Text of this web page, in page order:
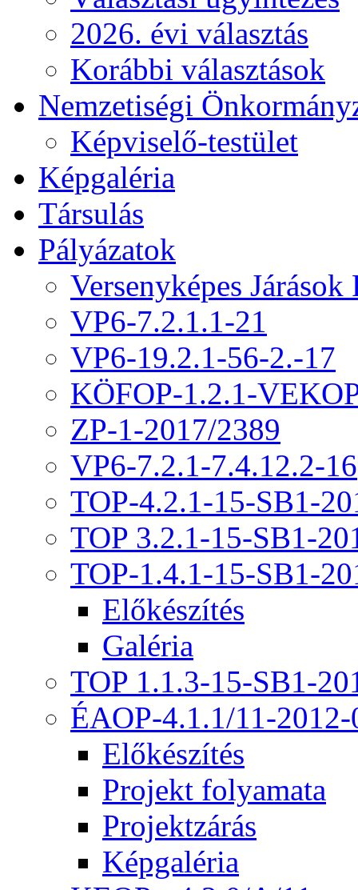
2026. évi választás
Korábbi választások
Nemzetiségi
Képviselő-testület
Képgaléria
Társulás
Pályázatok
Versenyképes Járások
VP6-7.2.1.1-21
VP6-19.2.1-56-2.-17
KÖFOP-1.2.1-
ZP-1-2017/2389
VP6-7.2.1-7.4.12.2-16
TOP-4.2.1-15-SB1-
TOP 3.2.1-15-SB1-
TOP-1.4.1-15-SB1-
Előkészítés
Galéria
TOP 1.1.3-15-SB1-
ÉAOP-4.1.1/11-2012-
Előkészítés
Projekt folyamata
Projektzárás
Képgaléria